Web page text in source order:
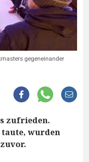
gegeneinander
zufrieden.
taute, wurden